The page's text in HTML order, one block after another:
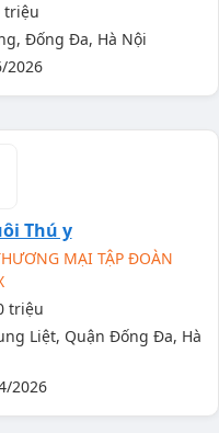
triệu
Đống Đa, Hà Nội
2026
Thú y
MẠI TẬP ĐOÀN
triệu
Liệt, Quận Đống Đa, Hà
2026